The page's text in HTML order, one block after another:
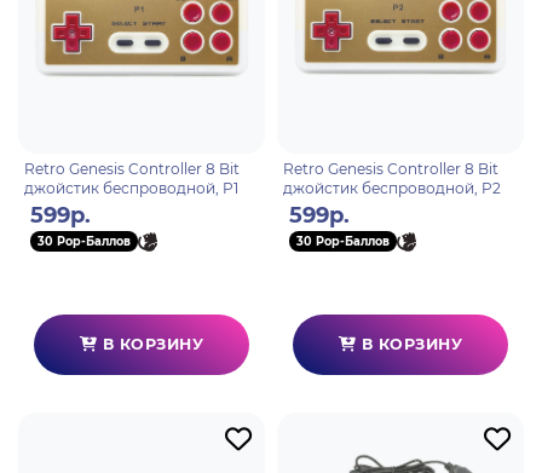
Retro Genesis Controller 8 Bit
джойстик беспроводной, P1
599р.
30 Pop-Баллов
В КОРЗИНУ
Retro Genesis Controller 8 Bit
джойстик беспроводной, P2
599р.
30 Pop-Баллов
В КОРЗИНУ